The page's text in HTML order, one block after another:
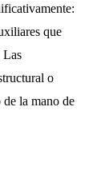
que
Las
o
de la mano de